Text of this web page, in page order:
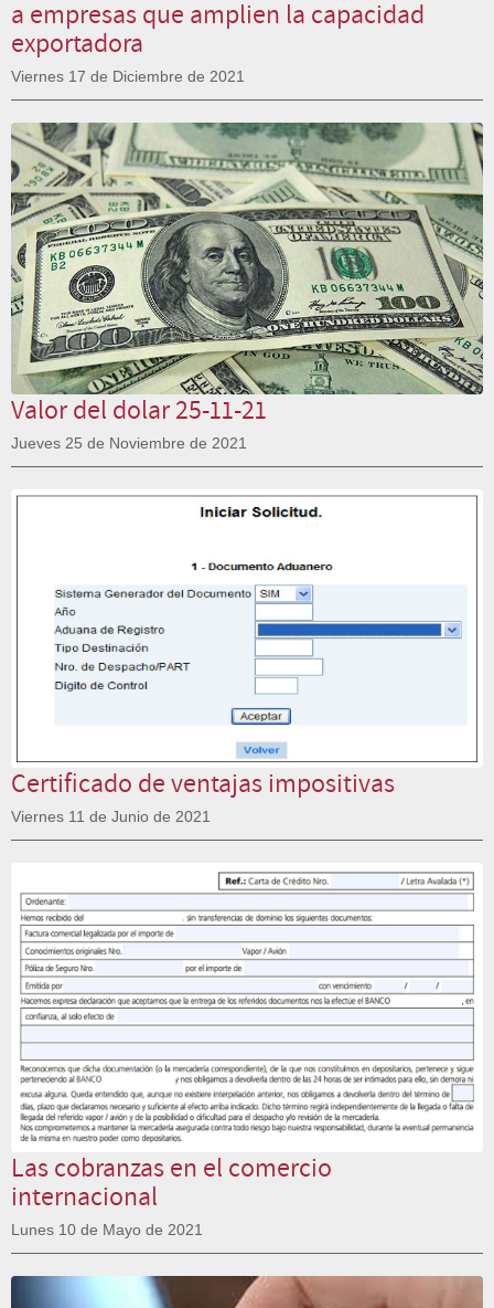
a empresas que amplien la capacidad
exportadora
Viernes 17 de Diciembre de 2021
Valor del dolar 25-11-21
Jueves 25 de Noviembre de 2021
Certificado de ventajas impositivas
Viernes 11 de Junio de 2021
Las cobranzas en el comercio
internacional
Lunes 10 de Mayo de 2021